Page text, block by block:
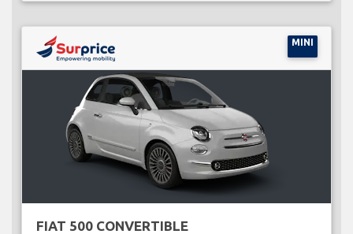
MINI
FIAT 500 CONVERTIBLE